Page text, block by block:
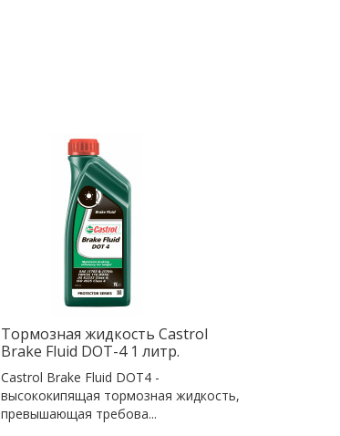
Тормозная жидкость Castrol
Brake Fluid DOT-4 1 литр.
Castrol Brake Fluid DOT4 -
высококипящая тормозная жидкость,
превышающая требова...